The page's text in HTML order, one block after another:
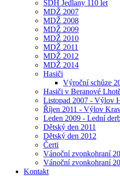
SDH Jedlany 110 let
MDŽ 2007
MDŽ 2008
MDŽ 2009
MDŽ 2010
MDŽ 2011
MDŽ 2012
MDŽ 2014
Hasiči
Výroční schůze
Hasiči v Beranové
Listopad 2007 - Výlov
Říjen 2011 - Výlov
Leden 2009 - Lední
Dětský den 2011
Dětský den 2012
Čerti
Vánoční zvonkohraní
Vánoční zvonkohraní
Kontakt